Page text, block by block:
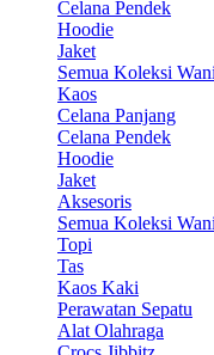
Celana Pendek
Hoodie
Jaket
Semua Koleksi
Kaos
Celana Panjang
Celana Pendek
Hoodie
Jaket
Aksesoris
Semua Koleksi
Topi
Tas
Kaos Kaki
Perawatan Sepatu
Alat Olahraga